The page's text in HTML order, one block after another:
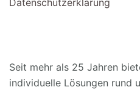
Seit mehr als 25 Jahren
individuelle Lösungen rund